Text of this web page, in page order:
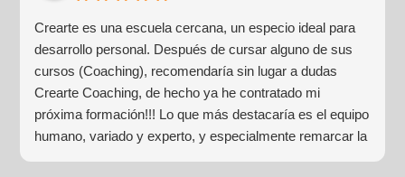
Crearte es una escuela cercana, un especio ideal para
desarrollo personal. Después de cursar alguno de sus
cursos (Coaching), recomendaría sin lugar a dudas
Crearte Coaching, de hecho ya he contratado mi
próxima formación!!! Lo que más destacaría es el equipo
humano, variado y experto, y especialmente remarcar la